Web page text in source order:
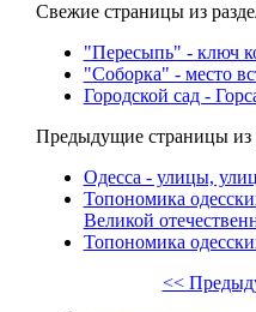
Свежие страницы из
"Пересыпь" - ключ
"Соборка" - место
Городской сад -
Предыдущие страницы из
Одесса - улицы,
Топономика
Великой
Топономика
<<